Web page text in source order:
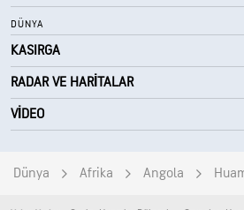
Görüş Alanı
Bulut Tavanı
DÜNYA
KASIRGA
RADAR VE HARITALAR
VIDEO
Dünya Afrika Angola